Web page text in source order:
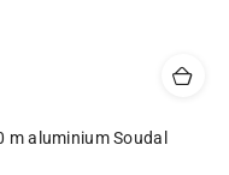
aluminium Soudal